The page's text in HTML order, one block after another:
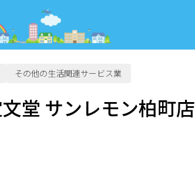
その他の生活関連サービス業
堂 サンレモン柏町店